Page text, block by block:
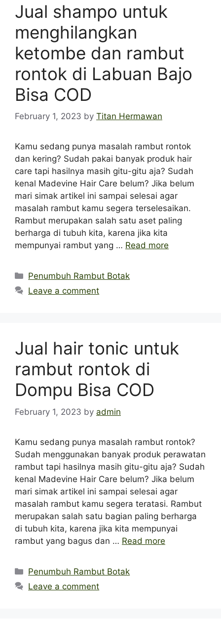
Jual shampo untuk
menghilangkan
ketombe dan rambut
rontok di Labuan Bajo
Bisa COD
February 1, 2023 by Titan Hermawan
Kamu sedang punya masalah rambut rontok
dan kering? Sudah pakai banyak produk hair
care tapi hasilnya masih gitu-gitu aja? Sudah
kenal Madevine Hair Care belum? Jika belum
mari simak artikel ini sampai selesai agar
masalah rambut kamu segera terselesaikan.
Rambut merupakan salah satu aset paling
berharga di tubuh kita, karena jika kita
mempunyai rambut yang … Read more
Categories
Penumbuh Rambut Botak
Leave a comment
Jual hair tonic untuk
rambut rontok di
Dompu Bisa COD
February 1, 2023 by admin
Kamu sedang punya masalah rambut rontok?
Sudah menggunakan banyak produk perawatan
rambut tapi hasilnya masih gitu-gitu aja? Sudah
kenal Madevine Hair Care belum? Jika belum
mari simak artikel ini sampai selesai agar
masalah rambut kamu segera teratasi. Rambut
merupakan salah satu bagian paling berharga
di tubuh kita, karena jika kita mempunyai
rambut yang bagus dan … Read more
Categories
Penumbuh Rambut Botak
Leave a comment